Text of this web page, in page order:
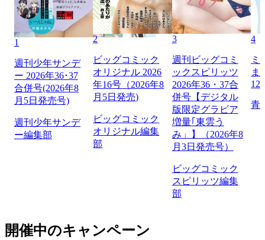
1
週刊少年サンデ
ー 2026年36･37
合併号(2026年8
月5日発売号)
週刊少年サンデ
ー編集部
2
ビッグコミック
オリジナル 2026
年16号（2026年8
月5日発売)
ビッグコミック
オリジナル編集
部
3
週刊ビッグコミ
ックスピリッツ
2026年36・37合
併号【デジタル
版限定グラビア
増量｢東雲う
み」】（2026年8
月3日発売号）
ビッグコミック
スピリッツ編集
部
4
ミ
ま
129
青
開催中のキャンペーン